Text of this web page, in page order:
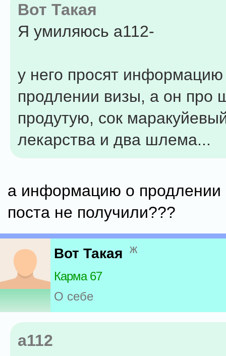
Вот Такая
Я умиляюсь a112-
у него просят
продлении визы, а он про
продутую, сок
лекарства и два шлема...
а информацию о продлении
поста не получили???
Вот Такая ж
Карма 67
О себе
a112